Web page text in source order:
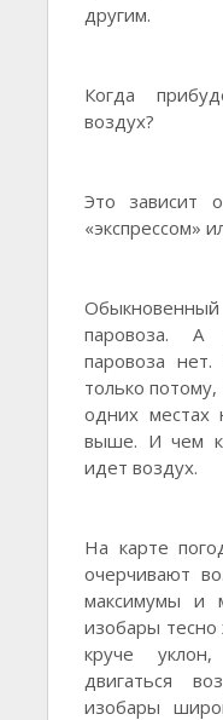
другим.
Когда
воздух?
Это зависит
«экспрессом»
паровоза. А
паровоза
только
одних местах
выше. И чем
идет воздух.
На карте
очерчивают
максимумы и
изобары тесно
круче
двигаться
изобары